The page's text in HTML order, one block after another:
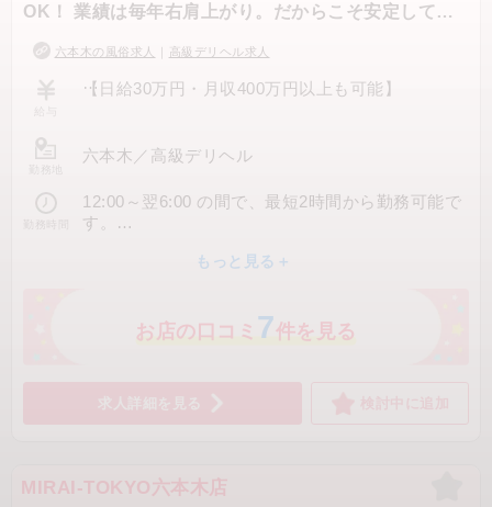
OK！ 業績は毎年右肩上がり。だからこそ安定して稼
げる環境が...
六本木の風俗求人 高級デリヘル求人
【日給30万円・月収400万円以上も可能】
そんな不安を解消するために、ラナンキュラスの
日給30万円以上も現実的に目指せる収入モデル
（例）
■ 収入モデル例（ランク別）
日給 10万円（1日4本） × 週5勤務
▶ 週収：約50万円 ▶ 月収：約200万円
日給 8万円（1日2本） × 週3勤務
六本木 ／ 高級デリヘル
12:00～翌6:00 の間で、最短2時間から勤務可能で
す。
もっと見る＋
お店の口コミ 7件を見る
MIRAI-TOKYO六本木店